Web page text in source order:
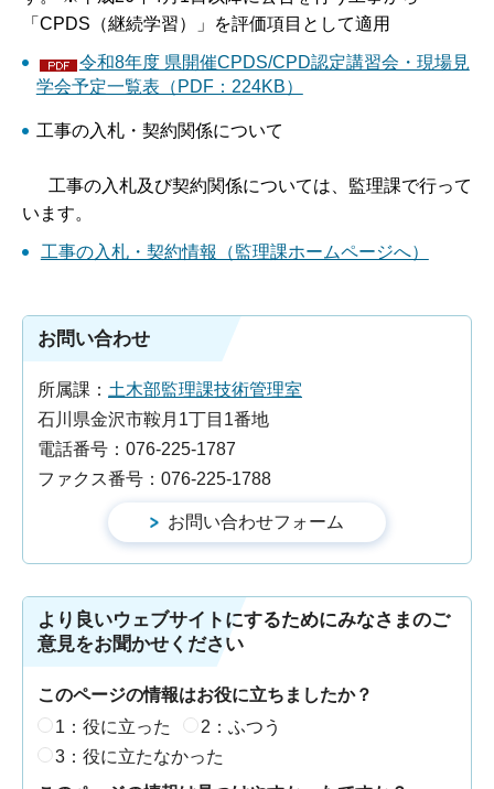
「CPDS（継続学習）」を評価項目として適用
令和8年度 県開催CPDS/CPD認定講習会・現場見
学会予定一覧表（PDF：224KB）
工事の入札・契約関係について
工事の入札及び契約関係については、監理課で行って
います。
工事の入札・契約情報（監理課ホームページへ）
お問い合わせ
所属課： 土木部監理課技術管理室
石川県金沢市鞍月1丁目1番地
電話番号：076-225-1787
ファクス番号：076-225-1788
より良いウェブサイトにするためにみなさまのご
意見をお聞かせください
このページの情報はお役に立ちましたか？
1：役に立った
2：ふつう
3：役に立たなかった